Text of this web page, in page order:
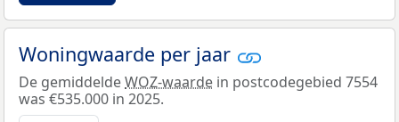
Woningwaarde per jaar
De gemiddeldeWOZ-waarde in postcodegebied 7554
was €535.000 in 2025.